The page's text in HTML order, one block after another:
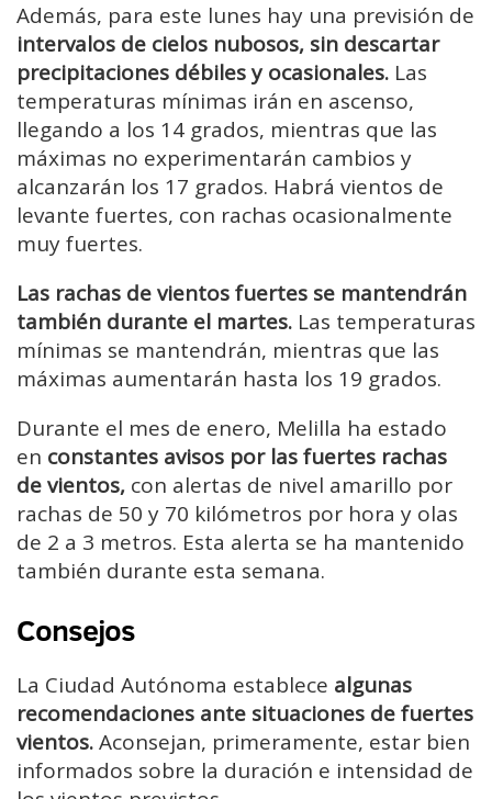
Además, para este lunes hay una previsión de
intervalos de cielos nubosos, sin descartar
precipitaciones débiles y ocasionales. Las
temperaturas mínimas irán en ascenso,
llegando a los 14 grados, mientras que las
máximas no experimentarán cambios y
alcanzarán los 17 grados. Habrá vientos de
levante fuertes, con rachas ocasionalmente
muy fuertes.
Las rachas de vientos fuertes se mantendrán
también durante el martes. Las temperaturas
mínimas se mantendrán, mientras que las
máximas aumentarán hasta los 19 grados.
Durante el mes de enero, Melilla ha estado
en constantes avisos por las fuertes rachas
de vientos, con alertas de nivel amarillo por
rachas de 50 y 70 kilómetros por hora y olas
de 2 a 3 metros. Esta alerta se ha mantenido
también durante esta semana.
Consejos
La Ciudad Autónoma establece algunas
recomendaciones ante situaciones de fuertes
vientos.Aconsejan, primeramente, estar bien
informados sobre la duración e intensidad de